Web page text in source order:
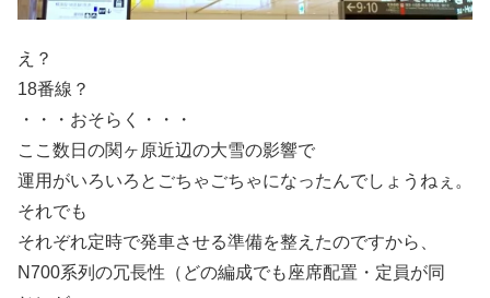
え？
18番線？
・・・おそらく・・・
ここ数日の関ヶ原近辺の大雪の影響で
運用がいろいろとごちゃごちゃになったんでしょうねぇ。
それでも
それぞれ定時で発車させる準備を整えたのですから、
N700系列の冗長性（どの編成でも座席配置・定員が同